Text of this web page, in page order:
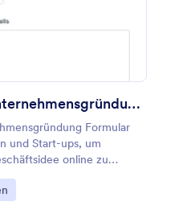
Fragebogen Zur Unternehmensgründung
Formular
und Start-ups, um
online zu
für Erstgespräche,
zu